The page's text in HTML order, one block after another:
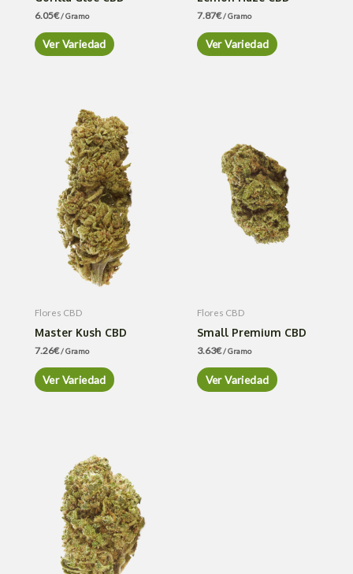
6.05€/ Gramo
Ver Variedad
7.87€/ Gramo
Ver Variedad
Flores CBD
Master Kush CBD
7.26€/ Gramo
Ver Variedad
Flores CBD
Small Premium CBD
3.63€/ Gramo
Ver Variedad